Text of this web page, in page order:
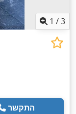
1 /3
התקשר